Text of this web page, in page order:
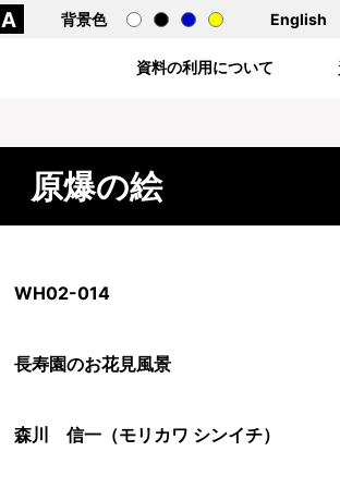
A 背景色 English
資料の利用について
原爆の絵
WH02-014
長寿園のお花見風景
森川 信一（モリカワ シンイチ）